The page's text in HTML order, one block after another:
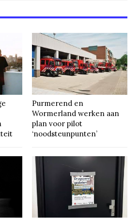
Purmerend en
Wormerland werken aan
plan voor pilot
‘noodsteunpunten’